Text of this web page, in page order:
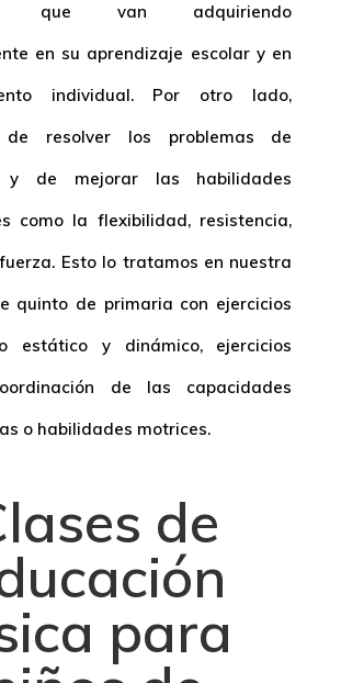
que van adquiriendo
en su aprendizaje escolar y en
individual. Por otro lado,
de resolver los problemas de
y de mejorar las habilidades
como la flexibilidad, resistencia,
Esto lo tratamos en nuestra
quinto de primaria con ejercicios
estático y dinámico, ejercicios
de las capacidades
o habilidades motrices.
de
para